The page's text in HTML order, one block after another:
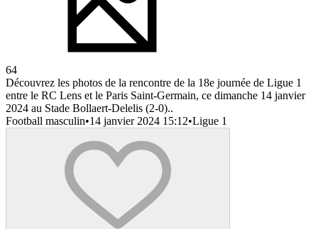
64
Découvrez les photos de la rencontre de la 18e journée de Ligue 1
entre le RC Lens et le Paris Saint-Germain, ce dimanche 14 janvier
2024 au Stade Bollaert-Delelis (2-0)..
Football masculin•14 janvier 2024 15:12•Ligue 1